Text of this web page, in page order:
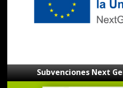
Subvenciones Next